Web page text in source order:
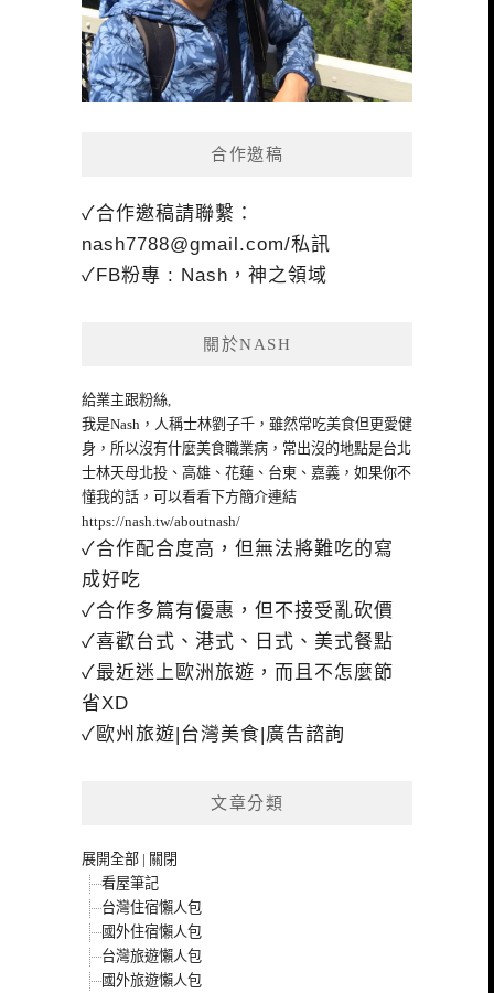
合作邀稿
✓合作邀稿請聯繫：
nash7788@gmail.com/私訊
✓FB粉專 : Nash，神之領域
關於NASH
給業主跟粉絲,
我是Nash，人稱士林劉子千，雖然常吃美食但更愛健
身，所以沒有什麼美食職業病，常出沒的地點是台北
士林天母北投、高雄、花蓮、台東、嘉義，如果你不
懂我的話，可以看看下方簡介連結
https://nash.tw/aboutnash/
✓合作配合度高，但無法將難吃的寫
成好吃
✓合作多篇有優惠，但不接受亂砍價
✓喜歡台式、港式、日式、美式餐點
✓最近迷上歐洲旅遊，而且不怎麼節
省XD
✓歐州旅遊|台灣美食|廣告諮詢
文章分類
展開全部 | 關閉
看屋筆記
台灣住宿懶人包
國外住宿懶人包
台灣旅遊懶人包
國外旅遊懶人包